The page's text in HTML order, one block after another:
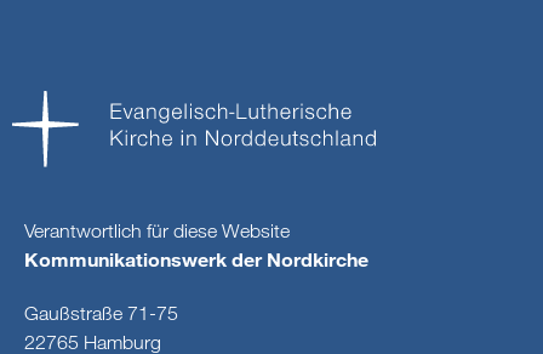
Verantwortlich für diese Website
Kommunikationswerk der Nordkirche
Gaußstraße 71-75
22765 Hamburg